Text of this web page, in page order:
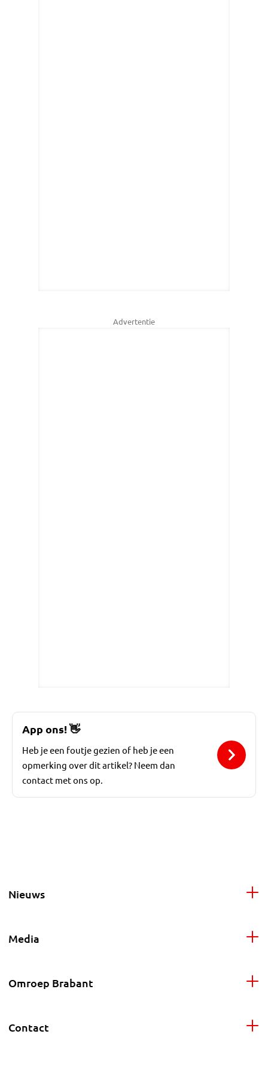
Advertentie
App ons!👋
Heb je een foutje gezien of heb je een
opmerking over dit artikel? Neem dan
contact met ons op.
Nieuws
Media
Omroep Brabant
Contact